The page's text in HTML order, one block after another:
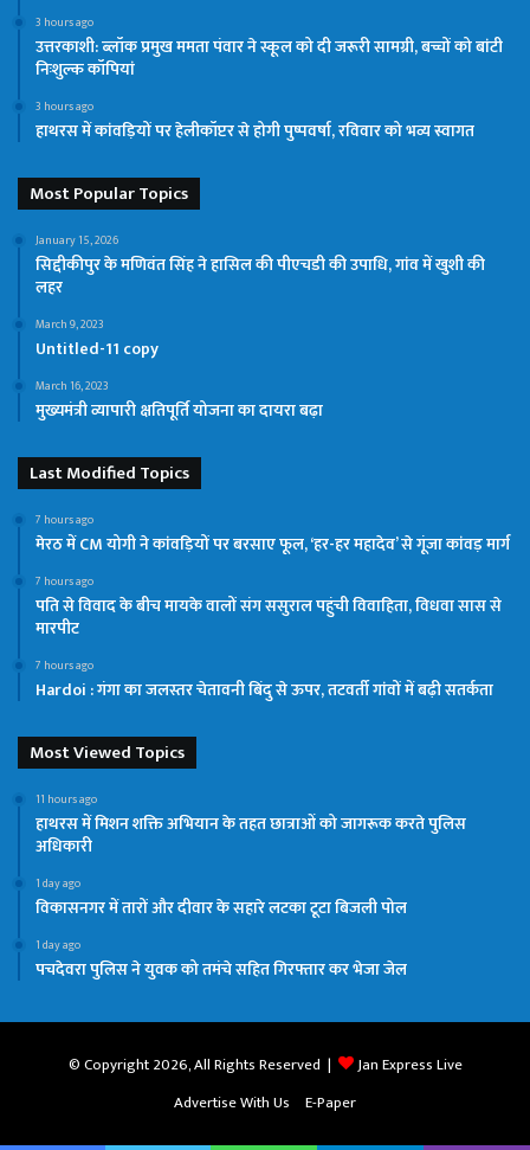
3 hours ago
उत्तरकाशी: ब्लॉक प्रमुख ममता पंवार ने स्कूल को दी जरूरी सामग्री, बच्चों को बांटी
निःशुल्क कॉपियां
3 hours ago
हाथरस में कांवड़ियों पर हेलीकॉप्टर से होगी पुष्पवर्षा, रविवार को भव्य स्वागत
Most Popular Topics
January 15, 2026
सिद्दीकीपुर के मणिवंत सिंह ने हासिल की पीएचडी की उपाधि, गांव में खुशी की
लहर
March 9, 2023
Untitled-11 copy
March 16, 2023
मुख्यमंत्री व्यापारी क्षतिपूर्ति योजना का दायरा बढ़ा
Last Modified Topics
7 hours ago
मेरठ में CM योगी ने कांवड़ियों पर बरसाए फूल, ‘हर-हर महादेव’ से गूंजा कांवड़ मार्ग
7 hours ago
पति से विवाद के बीच मायके वालों संग ससुराल पहुंची विवाहिता, विधवा सास से
मारपीट
7 hours ago
Hardoi : गंगा का जलस्तर चेतावनी बिंदु से ऊपर, तटवर्ती गांवों में बढ़ी सतर्कता
Most Viewed Topics
11 hours ago
हाथरस में मिशन शक्ति अभियान के तहत छात्राओं को जागरूक करते पुलिस
अधिकारी
1 day ago
विकासनगर में तारों और दीवार के सहारे लटका टूटा बिजली पोल
1 day ago
पचदेवरा पुलिस ने युवक को तमंचे सहित गिरफ्तार कर भेजा जेल
© Copyright 2026, All Rights Reserved |
Jan Express Live
Advertise With Us
E-Paper